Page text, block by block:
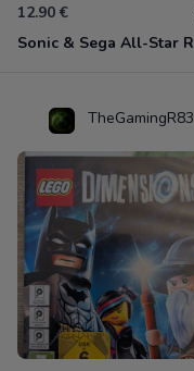
12.90 €
TheGamingR83